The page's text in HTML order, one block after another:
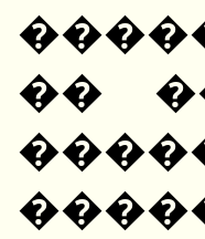
��